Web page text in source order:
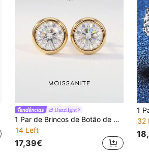
Dazzlight
1 Par de Brincos de Botão de Noivado e Casamento com Moissanite Redonda 0,5-1 Quilates em Montagem Bezel, Prata de Lei 925, Brincos Minimalistas de Moda para Mulher, Presente de Joalharia Requintado, Adequado para Natal e Encontros
14 Left
17,39€
32